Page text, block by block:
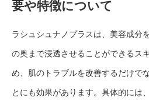
要や特徴について
ラシュシュナノプラスは、美容成分
の奥まで浸透させることができるス
め、肌のトラブルを改善するだけで
とにも効果があります。具体的には